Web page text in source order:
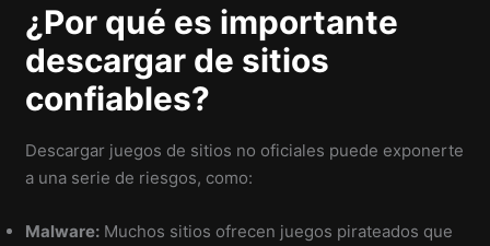
¿Por qué es importante
descargar de sitios
confiables?
Descargar juegos de sitios no oficiales puede exponerte
a una serie de riesgos, como:
Malware: Muchos sitios ofrecen juegos pirateados que